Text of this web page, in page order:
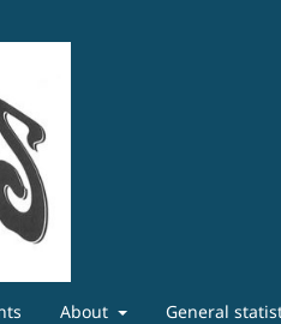
About General